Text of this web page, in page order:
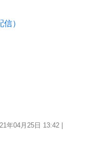
）
年04月25日 13:42